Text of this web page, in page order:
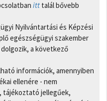
itt talál bővebb
Nyilvántartási és Képzési
egészségügyi szakember
a következő
információk, amennyiben
ellenére - nem
tájékoztató jellegűek,